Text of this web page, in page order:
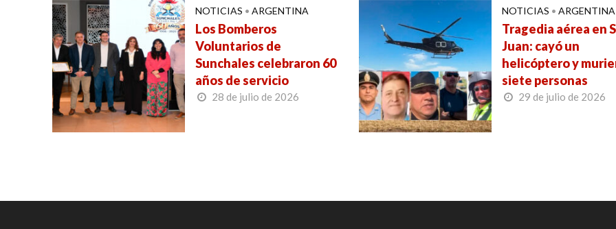
NOTICIAS • ARGENTINA
Los Bomberos
Voluntarios de
Sunchales celebraron 60
años de servicio
28 de julio de 2026
NOTICIAS • ARGENTINA
Tragedia aérea en
Juan: cayó un
helicóptero y
siete personas
29 de julio de 2026